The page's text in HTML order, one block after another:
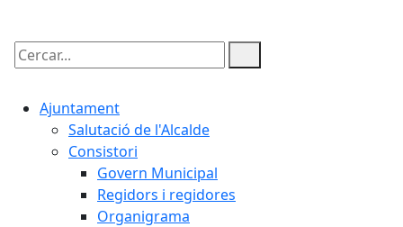
Cercar:
Ajuntament
Salutació de l'Alcalde
Consistori
Govern Municipal
Regidors i regidores
Organigrama